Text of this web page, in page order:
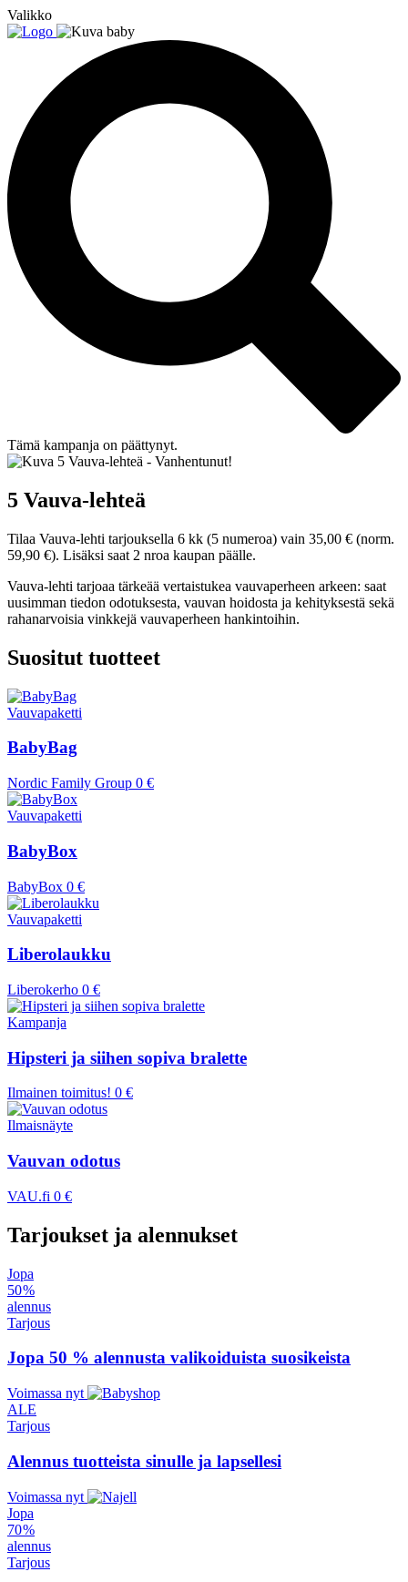
Valikko
Tämä kampanja on päättynyt.
5 Vauva-lehteä
Tilaa Vauva-lehti tarjouksella 6 kk (5 numeroa) vain 35,00 € (norm.
59,90 €). Lisäksi saat 2 nroa kaupan päälle.
Vauva-lehti tarjoaa tärkeää vertaistukea vauvaperheen arkeen: saat
uusimman tiedon odotuksesta, vauvan hoidosta ja kehityksestä sekä
rahanarvoisia vinkkejä vauvaperheen hankintoihin.
Suositut tuotteet
Vauvapaketti
BabyBag
Nordic Family Group 0 €
Vauvapaketti
BabyBox
BabyBox 0 €
Vauvapaketti
Liberolaukku
Liberokerho 0 €
Kampanja
Hipsteri ja siihen sopiva bralette
Ilmainen toimitus! 0 €
Ilmaisnäyte
Vauvan odotus
VAU.fi 0 €
Tarjoukset ja alennukset
Jopa
50 %
alennus
Tarjous
Jopa 50 % alennusta valikoiduista suosikeista
Voimassa nyt
ALE
Tarjous
Alennus tuotteista sinulle ja lapsellesi
Voimassa nyt
Jopa
70 %
alennus
Tarjous